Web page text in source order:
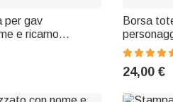
per gav
e ricamo
- Regalo di
Borsa
nome, in
capiente
donne
24,00 €